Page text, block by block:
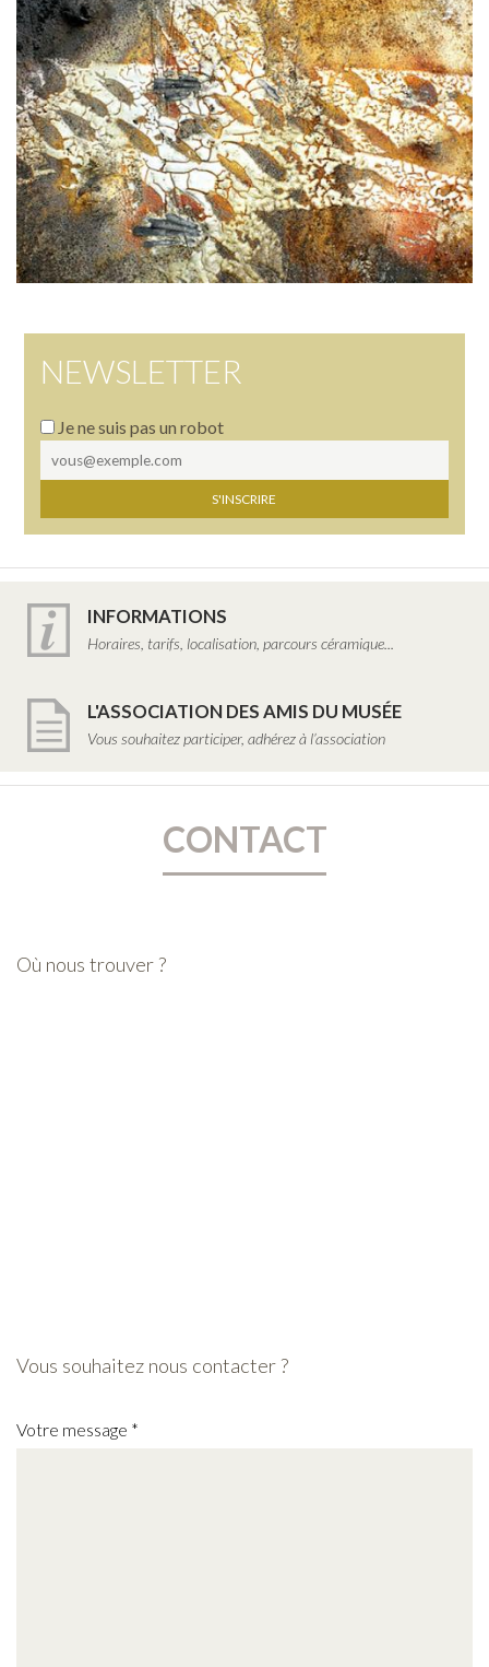
NEWSLETTER
Je ne suis pas un robot
INFORMATIONS
Horaires, tarifs, localisation, parcours céramique...
L'ASSOCIATION DES AMIS DU MUSÉE
Vous souhaitez participer, adhérez à l’association
CONTACT
Où nous trouver ?
Vous souhaitez nous contacter ?
Votre message *